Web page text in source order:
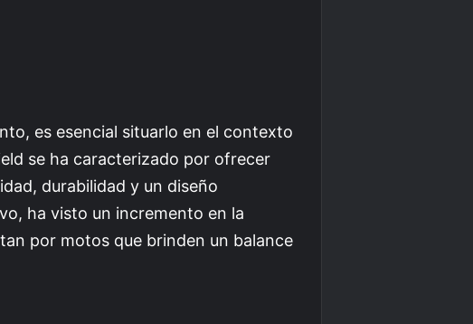
es esencial situarlo en el contexto
se ha caracterizado por ofrecer
durabilidad y un diseño
ha visto un incremento en la
por motos que brinden un balance